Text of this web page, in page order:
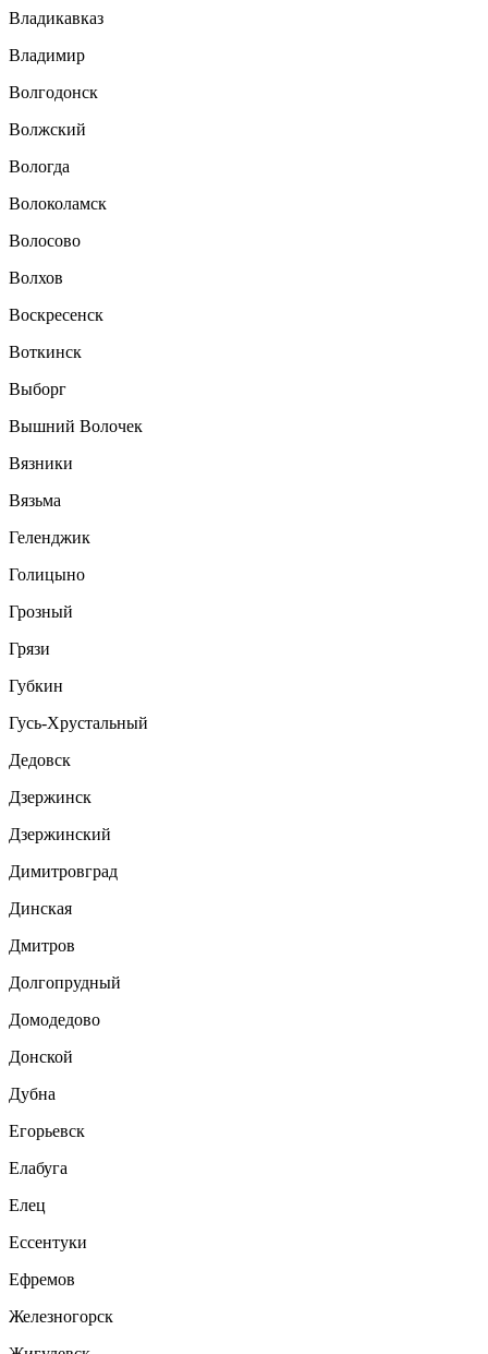
Владикавказ
Владимир
Волгодонск
Волжский
Вологда
Волоколамск
Волосово
Волхов
Воскресенск
Воткинск
Выборг
Вышний Волочек
Вязники
Вязьма
Геленджик
Голицыно
Грозный
Грязи
Губкин
Гусь-Хрустальный
Дедовск
Дзержинск
Дзержинский
Димитровград
Динская
Дмитров
Долгопрудный
Домодедово
Донской
Дубна
Егорьевск
Елабуга
Елец
Ессентуки
Ефремов
Железногорск